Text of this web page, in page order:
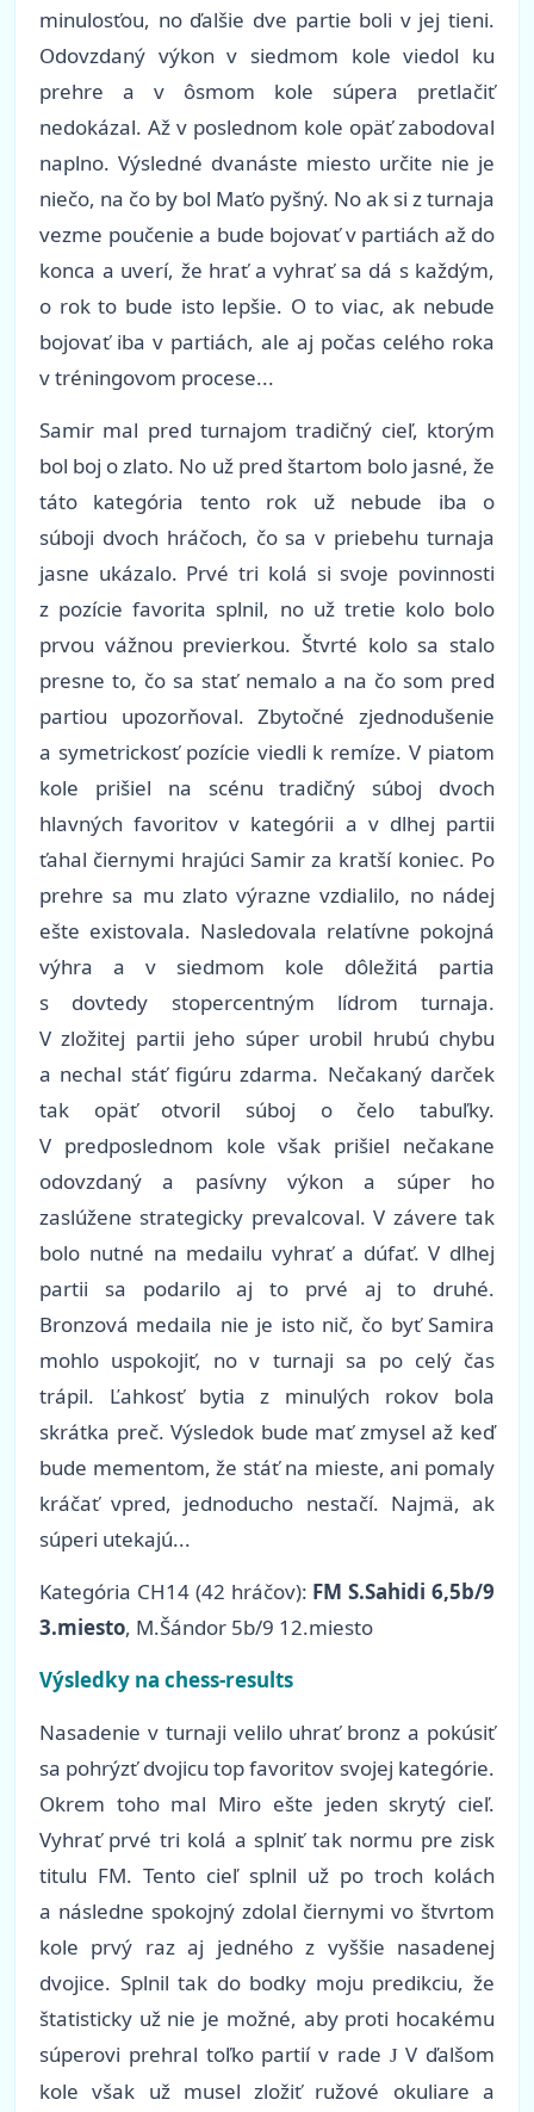
minulosťou, no ďalšie dve partie boli v jej tieni.
Odovzdaný výkon v siedmom kole viedol ku
prehre a v ôsmom kole súpera pretlačiť
nedokázal. Až v poslednom kole opäť zabodoval
naplno. Výsledné dvanáste miesto určite nie je
niečo, na čo by bol Maťo pyšný. No ak si z turnaja
vezme poučenie a bude bojovať v partiách až do
konca a uverí, že hrať a vyhrať sa dá s každým,
o rok to bude isto lepšie. O to viac, ak nebude
bojovať iba v partiách, ale aj počas celého roka
v tréningovom procese...
Samir mal pred turnajom tradičný cieľ, ktorým
bol boj o zlato. No už pred štartom bolo jasné, že
táto kategória tento rok už nebude iba o
súboji dvoch hráčoch, čo sa v priebehu turnaja
jasne ukázalo. Prvé tri kolá si svoje povinnosti
z pozície favorita splnil, no už tretie kolo bolo
prvou vážnou previerkou. Štvrté kolo sa stalo
presne to, čo sa stať nemalo a na čo som pred
partiou upozorňoval. Zbytočné zjednodušenie
a symetrickosť pozície viedli k remíze. V piatom
kole prišiel na scénu tradičný súboj dvoch
hlavných favoritov v kategórii a v dlhej partii
ťahal čiernymi hrajúci Samir za kratší koniec. Po
prehre sa mu zlato výrazne vzdialilo, no nádej
ešte existovala. Nasledovala relatívne pokojná
výhra a v siedmom kole dôležitá partia
s dovtedy stopercentným lídrom turnaja.
V zložitej partii jeho súper urobil hrubú chybu
a nechal stáť figúru zdarma. Nečakaný darček
tak opäť otvoril súboj o čelo tabuľky.
V predposlednom kole však prišiel nečakane
odovzdaný a pasívny výkon a súper ho
zaslúžene strategicky prevalcoval. V závere tak
bolo nutné na medailu vyhrať a dúfať. V dlhej
partii sa podarilo aj to prvé aj to druhé.
Bronzová medaila nie je isto nič, čo byť Samira
mohlo uspokojiť, no v turnaji sa po celý čas
trápil. Ľahkosť bytia z minulých rokov bola
skrátka preč. Výsledok bude mať zmysel až keď
bude mementom, že stáť na mieste, ani pomaly
kráčať vpred, jednoducho nestačí. Najmä, ak
súperi utekajú...
Kategória CH14 (42 hráčov): FM S.Sahidi 6,5b/9
3.miesto, M.Šándor 5b/9 12.miesto
Výsledky na chess-results
Nasadenie v turnaji velilo uhrať bronz a pokúsiť
sa pohrýzť dvojicu top favoritov svojej kategórie.
Okrem toho mal Miro ešte jeden skrytý cieľ.
Vyhrať prvé tri kolá a splniť tak normu pre zisk
titulu FM. Tento cieľ splnil už po troch kolách
a následne spokojný zdolal čiernymi vo štvrtom
kole prvý raz aj jedného z vyššie nasadenej
dvojice. Splnil tak do bodky moju predikciu, že
štatisticky už nie je možné, aby proti hocakému
súperovi prehral toľko partií v rade JV ďalšom
kole však už musel zložiť ružové okuliare a